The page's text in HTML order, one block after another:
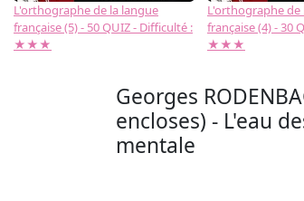
L'orthographe de la langue
française (5) - 50 QUIZ - Difficulté :
★★★
L'orthographe de
française (4) - 30
★★★
Georges
encloses) - L'eau
mentale